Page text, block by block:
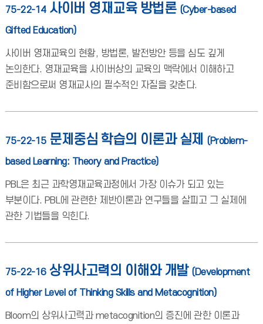
75-22-14 사이버 영재교육 방법론 (Cyber-based
Gifted Education)
사이버 영재교육의 현황, 방법론, 발전방안 등을 심도 깊게
논의한다. 영재교육을 사이버상의 교육의 맥락에서 이해하고
준비함으로써 영재교사의 필수적인 자질을 갖춘다.
75-22-15 문제중심 학습의 이론과 실제
(Problem-
based Learning: Theory and Practice)
PBL은 최근 과학영재교육과정에서 가장 이슈가 되고 있는
부분이다. PBL에 관련한 제반이론과 연구들을 살피고 그 실제에
관한 기법들을 익힌다.
75-22-16 상위사고력의 이해와 개발 (Development
of Higher Level of Thinking Skills and Metacognition)
Bloom의 상위사고력과 metacognition의 증진에 관한 이론과